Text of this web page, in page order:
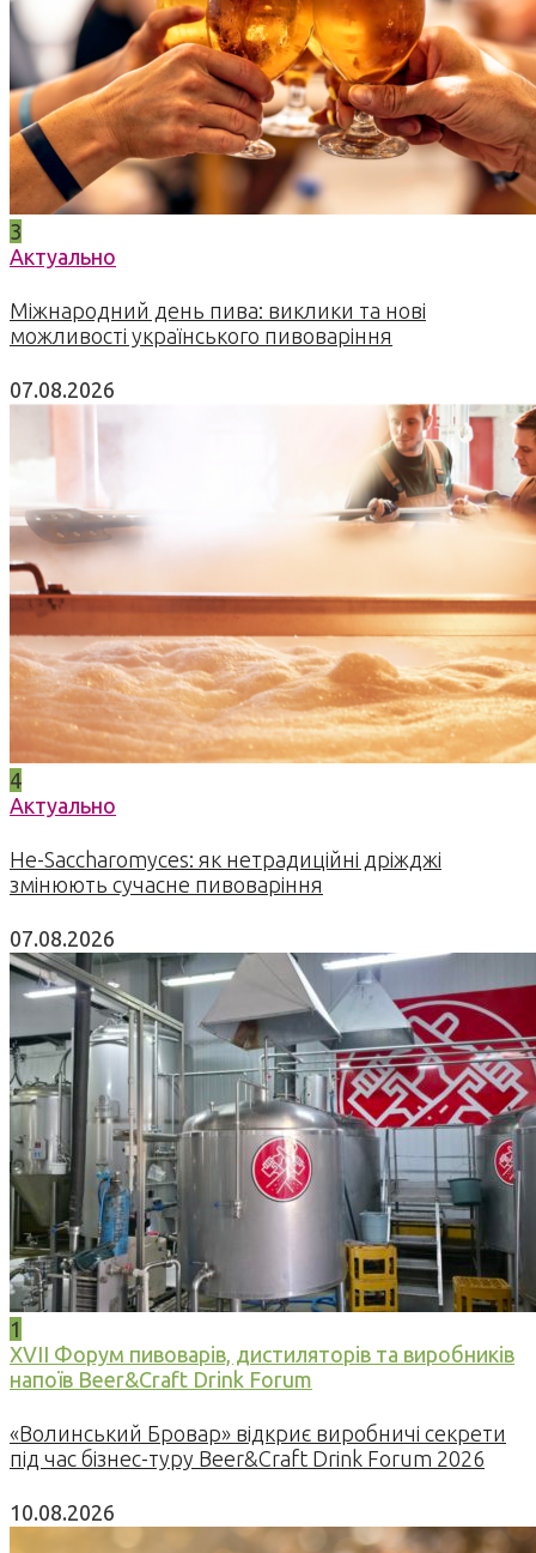
3
Актуально
Міжнародний день пива: виклики та нові
можливості українського пивоваріння
07.08.2026
4
Актуально
Не-Saccharomyces: як нетрадиційні дріжджі
змінюють сучасне пивоваріння
07.08.2026
1
XVII Форум пивоварів, дистиляторів та виробників
напоїв Beer&Craft Drink Forum
«Волинський Бровар» відкриє виробничі секрети
під час бізнес-туру Beer&Craft Drink Forum 2026
10.08.2026